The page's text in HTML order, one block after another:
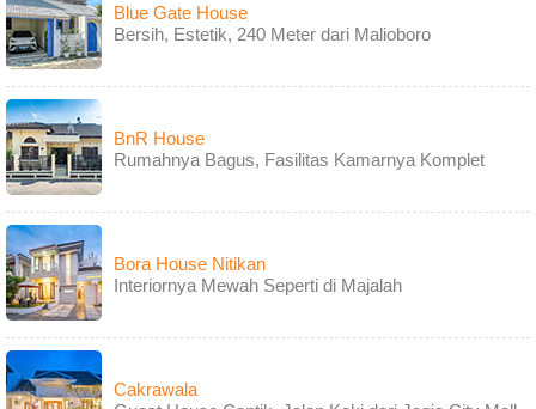
Blue Gate House
Bersih, Estetik, 240 Meter dari Malioboro
BnR House
Rumahnya Bagus, Fasilitas Kamarnya Komplet
Bora House Nitikan
Interiornya Mewah Seperti di Majalah
Cakrawala